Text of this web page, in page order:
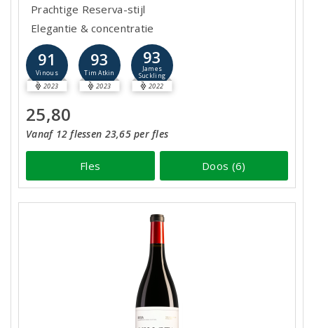
Prachtige Reserva-stijl
Elegantie & concentratie
91
Vinous
2023
93
Tim Atkin
2023
93
James
Suckling
2022
25,80
Vanaf 12 flessen 23,65 per fles
Fles Doos (6)